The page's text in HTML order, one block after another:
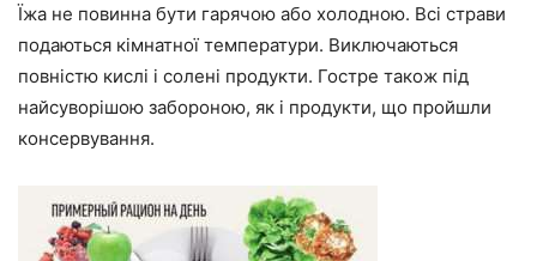
Їжа не повинна бути гарячою або холодною. Всі страви
подаються кімнатної температури. Виключаються
повністю кислі і солені продукти. Гостре також під
найсуворішою забороною, як і продукти, що пройшли
консервування.